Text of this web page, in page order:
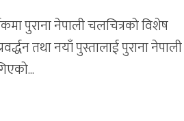
पुराना नेपाली चलचित्रको विशेष
तथा नयाँ पुस्तालाई पुराना नेपाली